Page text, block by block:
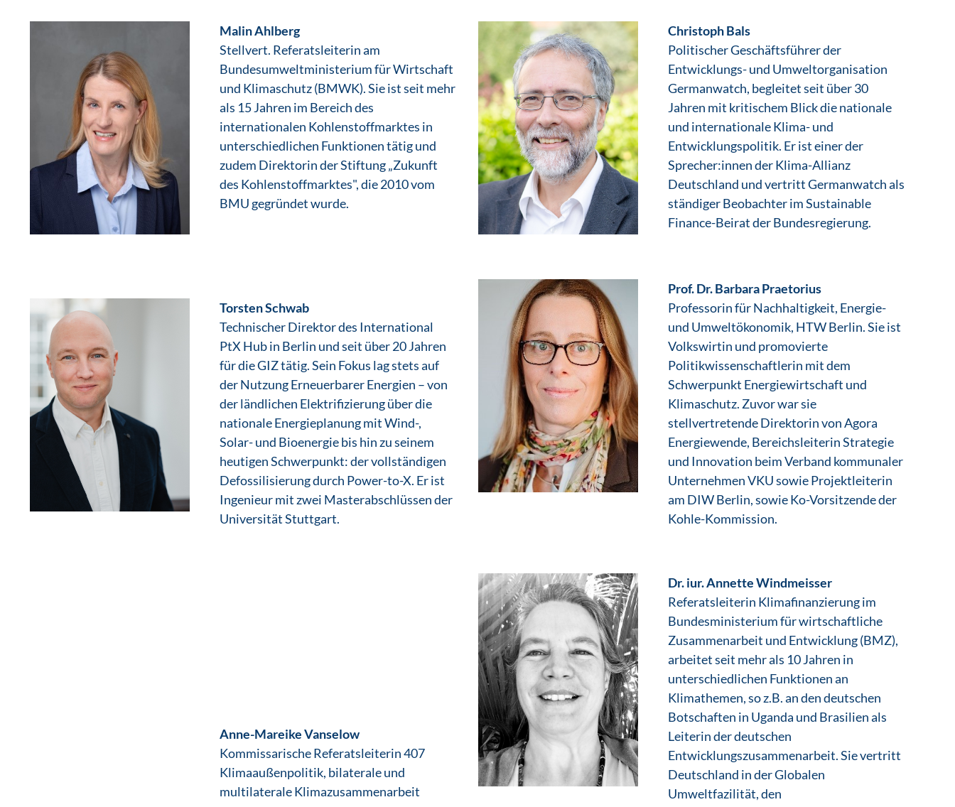
Malin Ahlberg
Stellvert. Referatsleiterin am
Bundesumweltministerium für Wirtschaft
und Klimaschutz (BMWK). Sie ist seit mehr
als 15 Jahren im Bereich des
internationalen Kohlenstoffmarktes in
unterschiedlichen Funktionen tätig und
zudem Direktorin der Stiftung „Zukunft
des Kohlenstoffmarktes", die 2010 vom
BMU gegründet wurde.
Christoph Bals
Politischer Geschäftsführer der
Entwicklungs- und Umweltorganisation
Germanwatch, begleitet seit über 30
Jahren mit kritischem Blick die nationale
und internationale Klima- und
Entwicklungspolitik. Er ist einer der
Sprecher:innen der Klima-Allianz
Deutschland und vertritt Germanwatch als
ständiger Beobachter im Sustainable
Finance-Beirat der Bundesregierung.
Torsten Schwab
Technischer Direktor des International
PtX Hub in Berlin und seit über 20 Jahren
für die GIZ tätig. Sein Fokus lag stets auf
der Nutzung Erneuerbarer Energien – von
der ländlichen Elektrifizierung über die
nationale Energieplanung mit Wind-,
Solar- und Bioenergie bis hin zu seinem
heutigen Schwerpunkt: der vollständigen
Defossilisierung durch Power-to-X. Er ist
Ingenieur mit zwei Masterabschlüssen der
Universität Stuttgart.
Prof. Dr. Barbara Praetorius
Professorin für Nachhaltigkeit, Energie-
und Umweltökonomik, HTW Berlin. Sie ist
Volkswirtin und promovierte
Politikwissenschaftlerin mit dem
Schwerpunkt Energiewirtschaft und
Klimaschutz. Zuvor war sie
stellvertretende Direktorin von Agora
Energiewende, Bereichsleiterin Strategie
und Innovation beim Verband kommunaler
Unternehmen VKU sowie Projektleiterin
am DIW Berlin, sowie Ko-Vorsitzende der
Kohle-Kommission.
Anne-Mareike Vanselow
Kommissarische Referatsleiterin 407
Klimaaußenpolitik, bilaterale und
multilaterale Klimazusammenarbeit
Dr. iur. Annette Windmeisser
Referatsleiterin Klimafinanzierung im
Bundesministerium für wirtschaftliche
Zusammenarbeit und Entwicklung (BMZ),
arbeitet seit mehr als 10 Jahren in
unterschiedlichen Funktionen an
Klimathemen, so z.B. an den deutschen
Botschaften in Uganda und Brasilien als
Leiterin der deutschen
Entwicklungszusammenarbeit. Sie vertritt
Deutschland in der Globalen
Umweltfazilität, den